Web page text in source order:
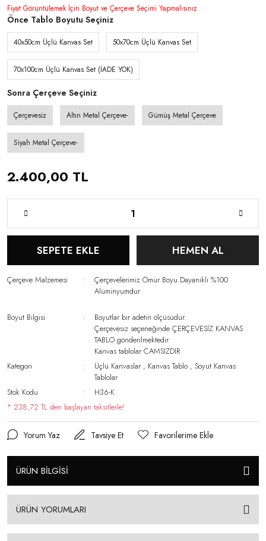
Fiyat Görüntülemek İçin Boyut ve Çerçeve Seçimi Yapmalısınız
Önce Tablo Boyutu Seçiniz
40x50cm Üçlü Kanvas Set 50x70cm Üçlü Kanvas Set
70x100cm Üçlü Kanvas Set (İADE YOK)
Sonra Çerçeve Seçiniz
Çerçevesiz Altın Metal Çerçeve- Gümüş Metal Çerçeve
Siyah Metal Çerçeve-
2.400,00 TL
SEPETE EKLE HEMEN AL
Çerçeve Malzemesi
Çerçevelerimiz Ömür Boyu Dayanıklı %100
Alüminyumdur
Boyut Bilgisi
Boyutlar bir adetin ölçüsüdür.
Çerçevesiz seçeneğinde ÇERÇEVESİZ KANVAS
TABLO gönderilmektedir.
Kanvas tablolar CAMSIZDIR
Kategori
Üçlü Kanvaslar , Kanvas Tablo ,Soyut Kanvas
Tablolar
Stok Kodu
H36-K
* 238,72 TL den başlayan taksitlerle!
Yorum Yaz Tavsiye Et
ÜRÜN BİLGİSİ
ÜRÜN YORUMLARI